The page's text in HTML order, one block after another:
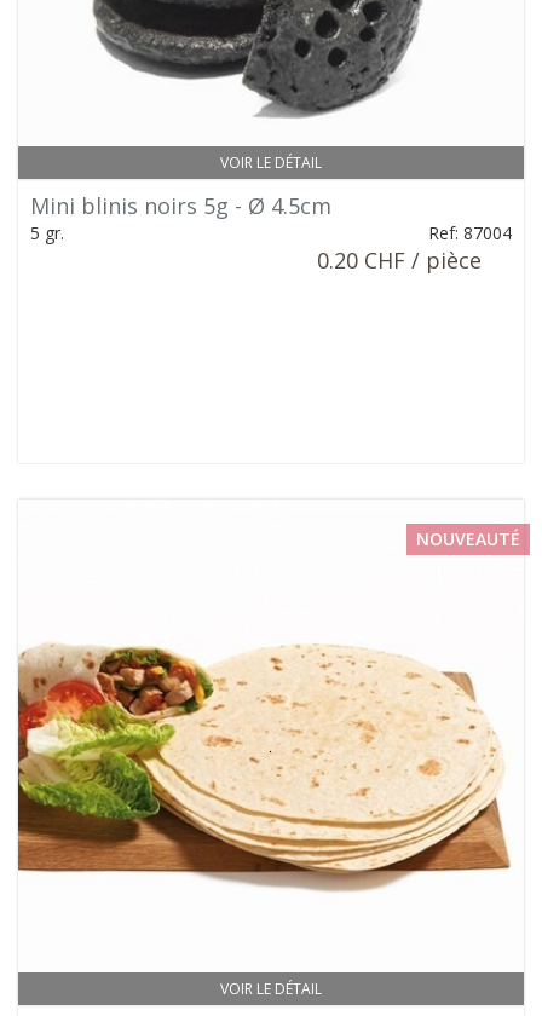
VOIR LE DÉTAIL
Mini blinis noirs 5g - Ø 4.5cm
5 gr. Ref: 87004
0.20 CHF / pièce
VOIR LE DÉTAIL
NOUVEAUTÉ